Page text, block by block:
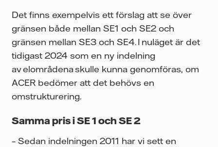
Det finns exempelvis ett förslag att se över
gränsen både mellan SE1 och SE2 och
gränsen mellan SE3 och SE4. I nuläget är det
tidigast 2024 som en ny indelning
av elområdena skulle kunna genomföras, om
ACER bedömer att det behövs en
omstrukturering.
Samma pris i SE 1 och SE 2
– Sedan indelningen 2011 har vi sett en